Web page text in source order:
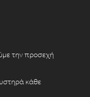
την προσεχή
κάθε